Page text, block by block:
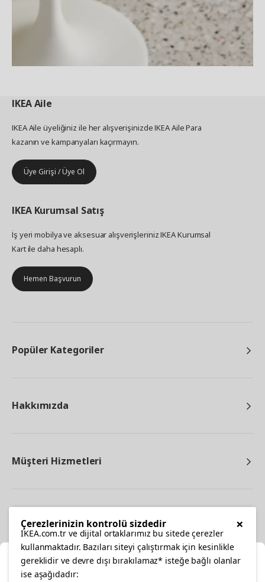
IKEAAile
IKEA Aile üyeliğiniz ile her alışverişinizde IKEA Aile Para
kazanın ve kampanyaları kaçırmayın.
Üye Girişi / Üye Ol
IKEA Kurumsal Satış
İş yeri mobilya ve aksesuar alışverişleriniz IKEA Kurumsal
Kart ile daha hesaplı.
Hemen Başvurun
Popüler Kategoriler
Hakkımızda
Müşteri Hizmetleri
×
Çerezlerinizin kontrolü sizdedir
IKEA.com.tr ve dijital ortaklarımız bu sitede çerezler
kullanmaktadır. Bazıları siteyi çalıştırmak için kesinlikle
gereklidir ve devre dışı bırakılamaz* isteğe bağlı olanlar
ise aşağıdadır: